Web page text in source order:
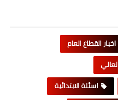
اخبار القطاع العام
اسئلة الابتدائية